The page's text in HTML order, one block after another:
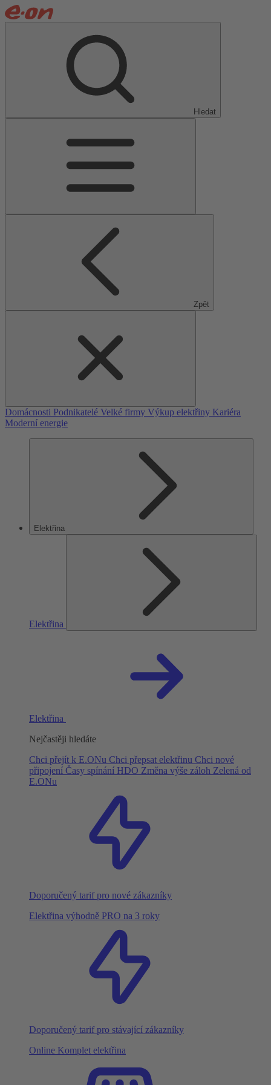
Hledat
Zpět
Domácnosti Podnikatelé Velké firmy Výkup elektřiny Kariéra
Moderní energie
Elektřina
Elektřina
Elektřina
Nejčastěji hledáte
Chci přejít k E.ONu Chci přepsat elektřinu Chci nové
připojení Časy spínání HDO Změna výše záloh Zelená od
E.ONu
Doporučený tarif pro nové zákazníky
Elektřina výhodně PRO na 3 roky
Doporučený tarif pro stávající zákazníky
Online Komplet elektřina